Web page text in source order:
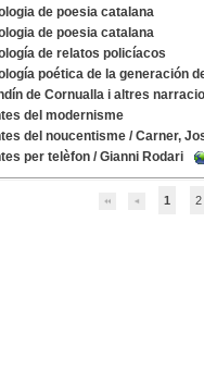
de poesia catalana
de poesia catalana
de relatos policíacos
poética de la generación
de Cornualla i altres
del modernisme
del noucentisme /Carner,
per telèfon /Gianni Rodari
1 2